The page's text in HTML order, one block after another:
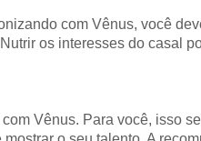
com Vênus, você
os interesses do casal
Vênus. Para você, isso